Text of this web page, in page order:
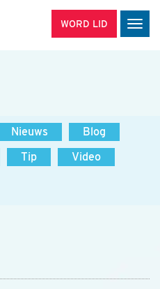
WORD LID
Nieuws
Blog
Tip
Video